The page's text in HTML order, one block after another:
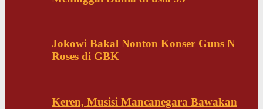
Jokowi Bakal Nonton Konser Guns N
Roses di GBK
Keren, Musisi Mancanegara Bawakan